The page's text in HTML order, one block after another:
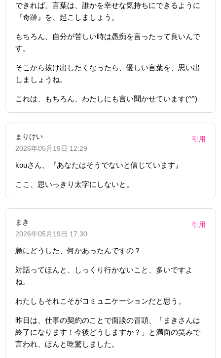
できれば、言葉は、誰かを幸せな気持ちにできるように
『奇跡』を、起こしましょう。
もちろん、自分が苦しい時は愚痴を言ったって良いんで
す。
そこから抜け出したくなったら、優しい言葉を、思い出
しましょうね。
これは、もちろん、わたしにも言い聞かせています(^^)
まりけい
2026年05月19日 12:29
引用
kouさん、『あなたはそうでないと信じています』
ここ、思いっきり太字にしないと。
まき
2026年05月19日 17:30
引用
急にどうした、何かあったんですの？
対話ってほんと、しっくり行かないこと、多いですよ
ね。
わたしもそれこそがコミュニケーションだと思う。
昨日は、仕事の契約のことで面談の冒頭、「まきさんは
終了になります！今後どうしますか？」と満面の笑みで
言われ、ほんと吃驚しました。